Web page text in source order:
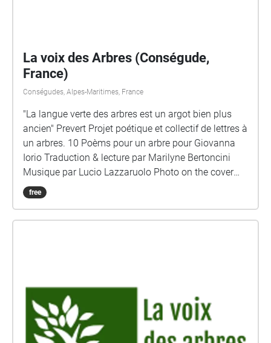
La voix des Arbres (Conségude,
France)
Conségudes, Alpes-Maritimes, France
"La langue verte des arbres est un argot bien plus
ancien" Prevert Projet poétique et collectif de lettres à
un arbres. 10 Poèms pour un arbre pour Giovanna
Iorio Traduction & lecture par Marilyne Bertoncini
Musique par Lucio Lazzaruolo Photo on the cover
Marilyne Bertoncini
free